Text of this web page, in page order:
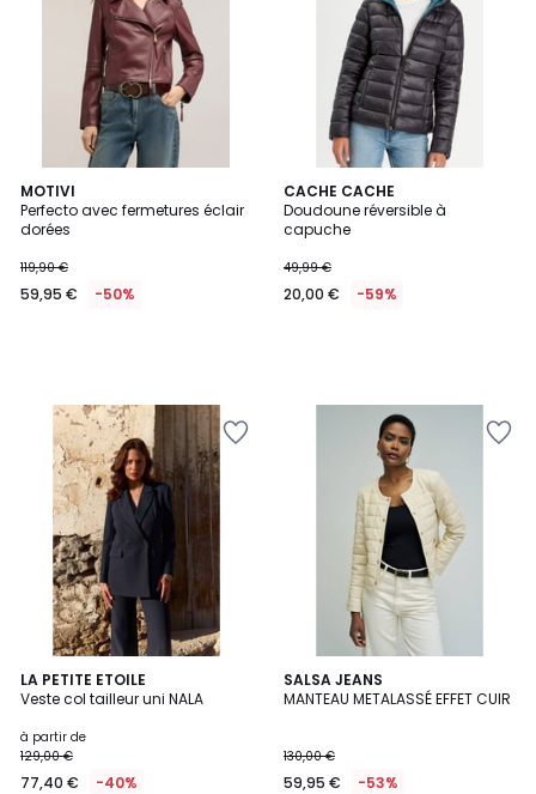
MOTIVI
Perfecto avec fermetures éclair
dorées
119,90 €
59,95 € -50%
CACHE CACHE
Doudoune réversible à
capuche
49,99 €
20,00 € -59%
LA PETITE ETOILE
Veste col tailleur uni NALA
à partir de
129,00 €
77,40 € -40%
2
Couleurs
SALSA JEANS
MANTEAU METALASSÉ EFFET CUIR
130,00 €
59,95 € -53%